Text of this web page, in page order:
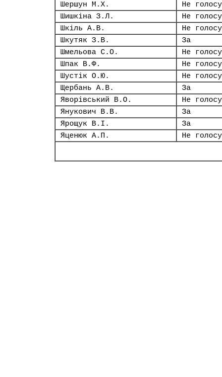
Шершун М.Х.
Не
Шишкіна З.Л.
Не
Шкіль А.В.
Не
Шкутяк З.В.
За
Шмельова С.О.
Не
Шпак В.Ф.
Не
Шустік О.Ю.
Не
Щербань А.В.
За
Яворівський В.О.
Не
Янукович В.В.
За
Ярощук В.І.
За
Яценюк А.П.
Не